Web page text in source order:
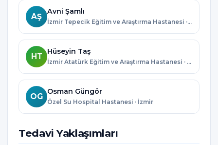
AŞ
Avni Şamlı
İzmir Tepecik Eğitim ve Araştırma Hastanesi · İzmir
HT
Hüseyin Taş
İzmir Atatürk Eğitim ve Araştırma Hastanesi · İzmir
OG
Osman Güngör
Özel Su Hospital Hastanesi · İzmir
Tedavi Yaklaşımları